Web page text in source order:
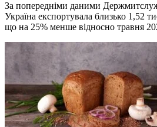
За попередніми даними
Україна експортувала близько 1,52
що на 25% менше відносно травня